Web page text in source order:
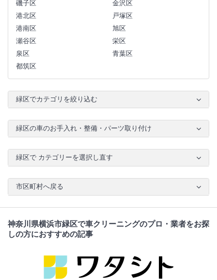
磯子区
金沢区
港北区
戸塚区
港南区
旭区
瀬谷区
栄区
泉区
青葉区
都筑区
緑区でカテゴリを絞り込む
緑区の車のお手入れ・整備・パーツ取り付け
緑区で カテゴリーを選択し直す
市区町村へ戻る
神奈川県横浜市緑区で車クリーニングのプロ・業者をお探
しの方におすすめの記事